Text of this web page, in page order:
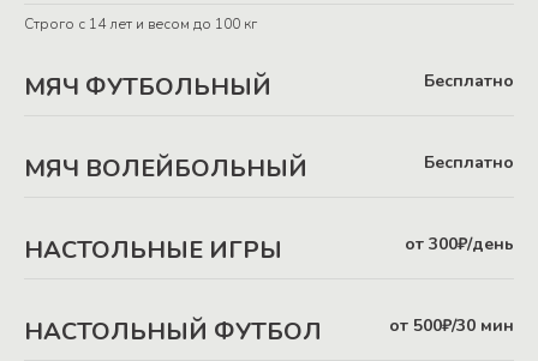
Строго с 14 лет и весом до 100 кг
МЯЧ ФУТБОЛЬНЫЙ Бесплатно
МЯЧ ВОЛЕЙБОЛЬНЫЙ Бесплатно
НАСТОЛЬНЫЕ ИГРЫ от 300₽/день
НАСТОЛЬНЫЙ ФУТБОЛ от 500₽/30 мин